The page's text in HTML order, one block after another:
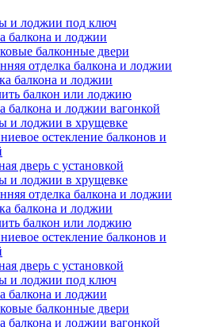
и лоджии под ключ
балкона и лоджии
балконные двери
отделка балкона и лоджии
балкона и лоджии
балкон или лоджию
балкона и лоджии вагонкой
и лоджии в хрущевке
остекление балконов и
дверь с установкой
и лоджии в хрущевке
отделка балкона и лоджии
балкона и лоджии
балкон или лоджию
остекление балконов и
дверь с установкой
и лоджии под ключ
балкона и лоджии
балконные двери
балкона и лоджии вагонкой